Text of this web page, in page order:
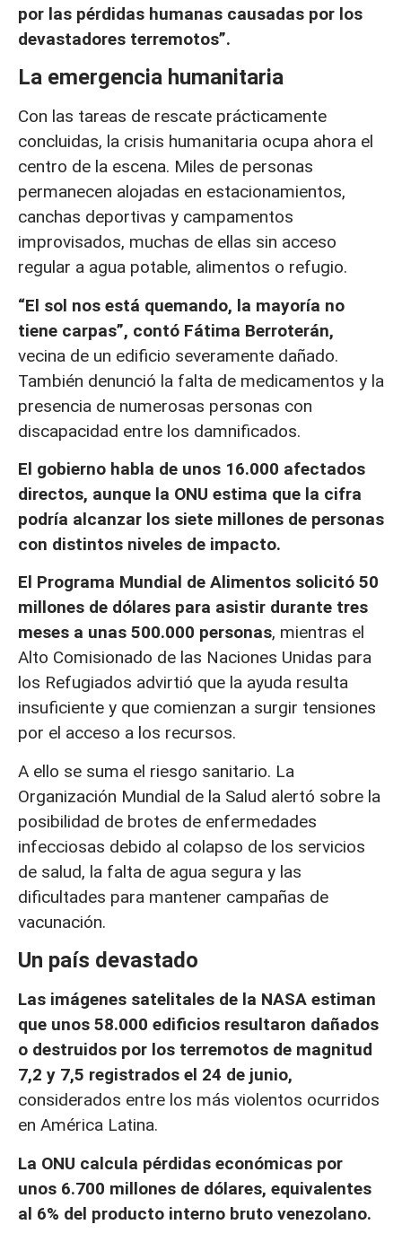
por las pérdidas humanas causadas por los
devastadores terremotos”.
La emergencia humanitaria
Con las tareas de rescate prácticamente
concluidas, la crisis humanitaria ocupa ahora el
centro de la escena. Miles de personas
permanecen alojadas en estacionamientos,
canchas deportivas y campamentos
improvisados, muchas de ellas sin acceso
regular a agua potable, alimentos o refugio.
“El sol nos está quemando, la mayoría no
tiene carpas”, contó Fátima Berroterán,
vecina de un edificio severamente dañado.
También denunció la falta de medicamentos y la
presencia de numerosas personas con
discapacidad entre los damnificados.
El gobierno habla de unos 16.000 afectados
directos, aunque la ONU estima que la cifra
podría alcanzar los siete millones de personas
con distintos niveles de impacto.
El Programa Mundial de Alimentos solicitó 50
millones de dólares para asistir durante tres
meses a unas 500.000 personas, mientras el
Alto Comisionado de las Naciones Unidas para
los Refugiados advirtió que la ayuda resulta
insuficiente y que comienzan a surgir tensiones
por el acceso a los recursos.
A ello se suma el riesgo sanitario. La
Organización Mundial de la Salud alertó sobre la
posibilidad de brotes de enfermedades
infecciosas debido al colapso de los servicios
de salud, la falta de agua segura y las
dificultades para mantener campañas de
vacunación.
Un país devastado
Las imágenes satelitales de la NASA estiman
que unos 58.000 edificios resultaron dañados
o destruidos por los terremotos de magnitud
7,2 y 7,5 registrados el 24 de junio,
considerados entre los más violentos ocurridos
en América Latina.
La ONU calcula pérdidas económicas por
unos 6.700 millones de dólares, equivalentes
al 6% del producto interno bruto venezolano.